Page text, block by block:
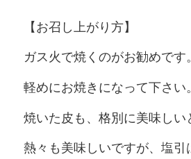
【お召し上がり方】
ガス火で焼くのがお勧めです。
軽めにお焼きになって下さい。
焼いた皮も、格別に美味しい
熱々も美味しいですが、塩引